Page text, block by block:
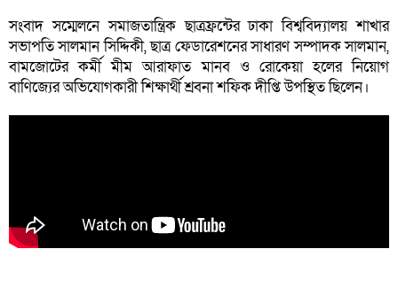
সংবাদ সম্মেলনে সমাজতান্ত্রিক ছাত্রফ্রন্টের ঢাকা বিশ্ববিদ্যালয় শাখার
সভাপতি সালমান সিদ্দিকী, ছাত্র ফেডারেশনের সাধারণ সম্পাদক সালমান,
বামজোটের কর্মী মীম আরাফাত মানব ও রোকেয়া হলের নিয়োগ
বাণিজ্যের অভিযোগকারী শিক্ষার্থী শ্রবনা শফিক দীপ্তি উপস্থিত ছিলেন।